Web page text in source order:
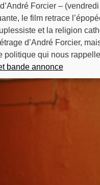
d’André Forcier –
le film retrace
et la religion
d’André Forcier,
politique qui nous
bande annonce